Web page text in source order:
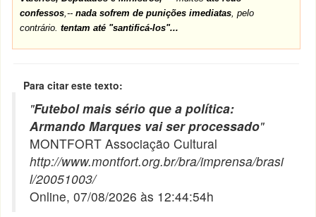
confessos,--nada sofrem de punições imediatas, pelo
contrário.tentam até "santificá-los"...
Para citar este texto:
"Futebol mais sério que a política:
Armando Marques vai ser processado"
MONTFORT Associação Cultural
http://www.montfort.org.br/bra/imprensa/brasi
l/20051003/
Online, 07/08/2026 às 12:44:54h